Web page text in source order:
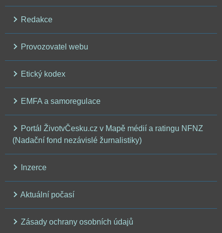
Redakce
Provozovatel webu
Etický kodex
EMFA a samoregulace
Portál ŽivotvČesku.cz v Mapě médií a ratingu NFNZ
(Nadační fond nezávislé žurnalistiky)
Inzerce
Aktuální počasí
Zásady ochrany osobních údajů